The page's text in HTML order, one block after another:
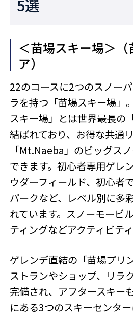
5選
＜苗場スキー場＞（
ア）
22のコースに2つのスノー
ラを持つ「苗場スキー場」
スキー場」とは世界最長の
結ばれており、お得な共通リ
「Mt.Naeba」のビッグス
できます。初心者専用ゲレ
ウダーフィールド、初心者
パークなど、レベル別に多
れています。スノーモービ
ティングなどアクティビテ
ゲレンデ直結の「苗場プリ
ストランやショップ、リラ
完備され、アフタースキー
にある3つのスキーセンタ